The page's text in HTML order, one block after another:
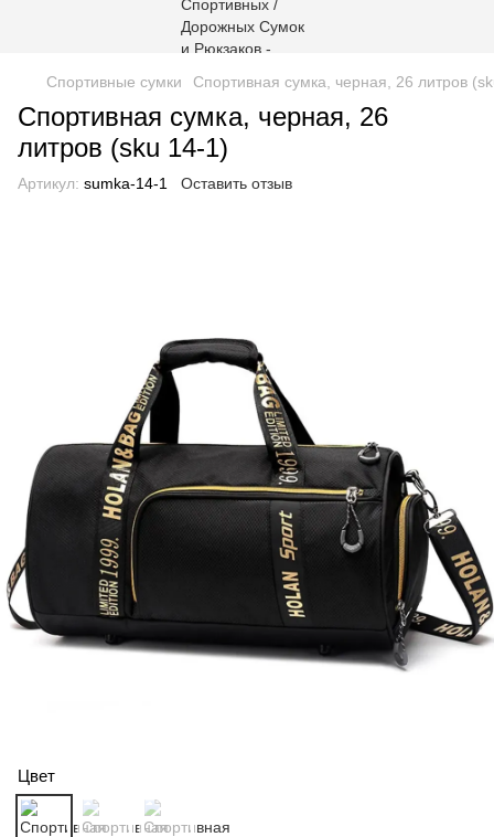
Спортивные сумки Спортивная сумка, черная, 26 литров
Спортивная сумка, черная, 26
литров (sku 14-1)
Артикул: sumka-14-1 Оставить отзыв
Цвет